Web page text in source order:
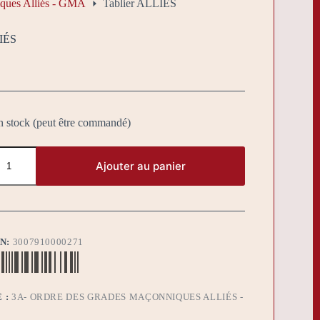
Alliés - GMA Tablier ALLIÉS
stock (peut être commandé)
Ajouter au panier
3007910000271
: 3A- ORDRE DES GRADES MAÇONNIQUES ALLIÉS -